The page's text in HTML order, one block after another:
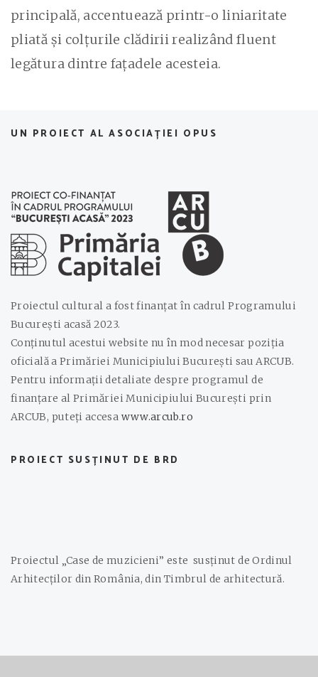
principală, accentuează printr-o liniaritate
pliată și colțurile clădirii realizând fluent
legătura dintre fațadele acesteia.
UN PROIECT AL ASOCIAȚIEI OPUS
Proiectul cultural a fost finanțat în cadrul Programului
București acasă 2023.
Conținutul acestui website nu în mod necesar poziția
oficială a Primăriei Municipiului București sau ARCUB.
Pentru informații detaliate despre programul de
finanțare al Primăriei Municipiului București prin
ARCUB, puteți accesa www.arcub.ro
PROIECT SUSȚINUT DE BRD
Proiectul „Case de muzicieni” este susținut de Ordinul
Arhitecților din România, din Timbrul de arhitectură.